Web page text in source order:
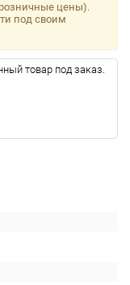
цены).
под своим
товар под заказ.